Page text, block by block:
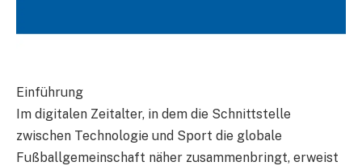
Einführung
Im digitalen Zeitalter, in dem die Schnittstelle
zwischen Technologie und Sport die globale
Fußballgemeinschaft näher zusammenbringt, erweist